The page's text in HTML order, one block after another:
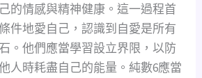
的情感與精神健康。這一過程首
件地愛自己，認識到自愛是所有
。他們應當學習設立界限，以防
人時耗盡自己的能量。純數6應當